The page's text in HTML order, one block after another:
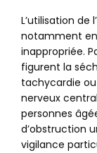
L’utilisation de
notamment en
inappropriée.
figurent la
tachycardie
nerveux
personnes
d’obstruction
vigilance